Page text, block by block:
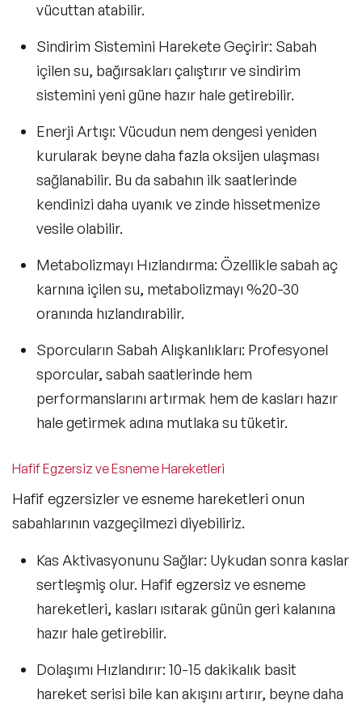
vücuttan atabilir.
Sindirim Sistemini Harekete Geçirir: Sabah
içilen su, bağırsakları çalıştırır ve sindirim
sistemini yeni güne hazır hale getirebilir.
Enerji Artışı: Vücudun nem dengesi yeniden
kurularak beyne daha fazla oksijen ulaşması
sağlanabilir. Bu da sabahın ilk saatlerinde
kendinizi daha uyanık ve zinde hissetmenize
vesile olabilir.
Metabolizmayı Hızlandırma: Özellikle sabah aç
karnına içilen su, metabolizmayı %20-30
oranında hızlandırabilir.
Sporcuların Sabah Alışkanlıkları: Profesyonel
sporcular, sabah saatlerinde hem
performanslarını artırmak hem de kasları hazır
hale getirmek adına mutlaka su tüketir.
Hafif Egzersiz ve Esneme Hareketleri
Hafif egzersizler ve esneme hareketleri onun
sabahlarının vazgeçilmezi diyebiliriz.
Kas Aktivasyonunu Sağlar: Uykudan sonra kaslar
sertleşmiş olur. Hafif egzersiz ve esneme
hareketleri, kasları ısıtarak günün geri kalanına
hazır hale getirebilir.
Dolaşımı Hızlandırır: 10-15 dakikalık basit
hareket serisi bile kan akışını artırır, beyne daha